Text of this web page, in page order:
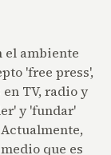
el ambiente
'free press',
TV, radio y
y 'fundar'
que es